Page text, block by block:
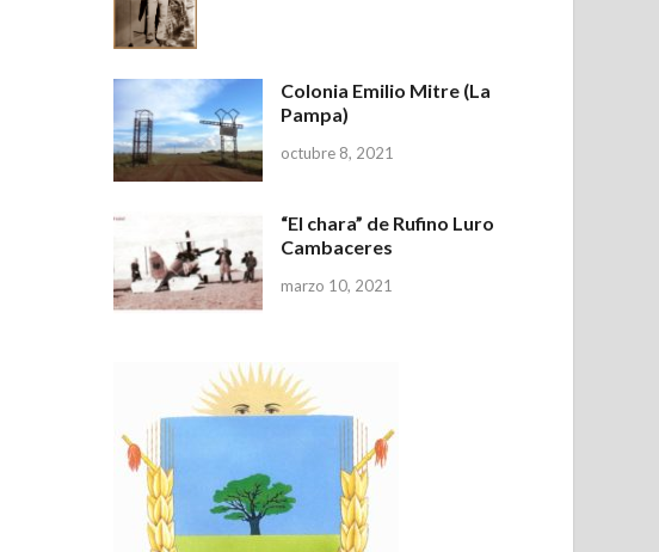
Colonia Emilio Mitre (La
Pampa)
octubre 8, 2021
“El chara” de Rufino Luro
Cambaceres
marzo 10, 2021